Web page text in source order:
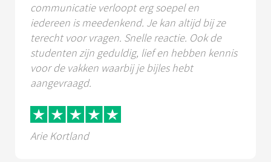
communicatie verloopt erg soepel en
iedereen is meedenkend. Je kan altijd bij ze
terecht voor vragen. Snelle reactie. Ook de
studenten zijn geduldig, lief en hebben kennis
voor de vakken waarbij je bijles hebt
aangevraagd.
Arie Kortland